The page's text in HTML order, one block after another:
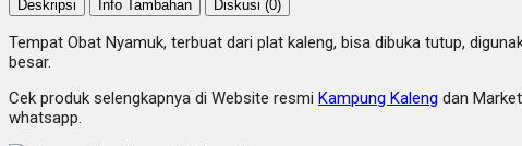
Deskripsi Info Tambahan Diskusi (0)
Tempat Obat Nyamuk, terbuat dari plat kaleng, bisa dibuka tutup,
besar.
Cek produk selengkapnya di Website resmi Kampung Kaleng dan
whatsapp.